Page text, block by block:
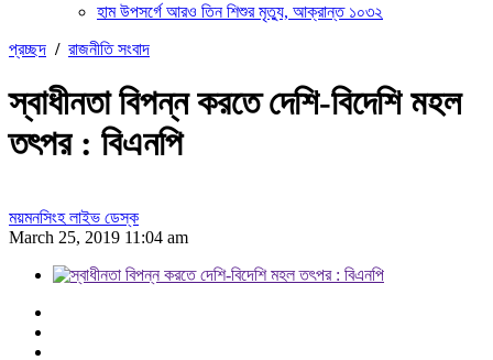
হাম উপসর্গে আরও তিন শিশুর মৃত্যু, আক্রান্ত ১০৩২
প্রচ্ছদ / রাজনীতি সংবাদ
স্বাধীনতা বিপন্ন করতে দেশি-বিদেশি মহল
তৎপর : বিএনপি
ময়মনসিংহ লাইভ ডেস্ক
March 25, 2019 11:04 am